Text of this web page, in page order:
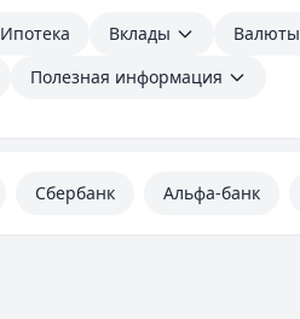
Ипотека Вклады Валюты
Полезная информация
Сбербанк Альфа-банк